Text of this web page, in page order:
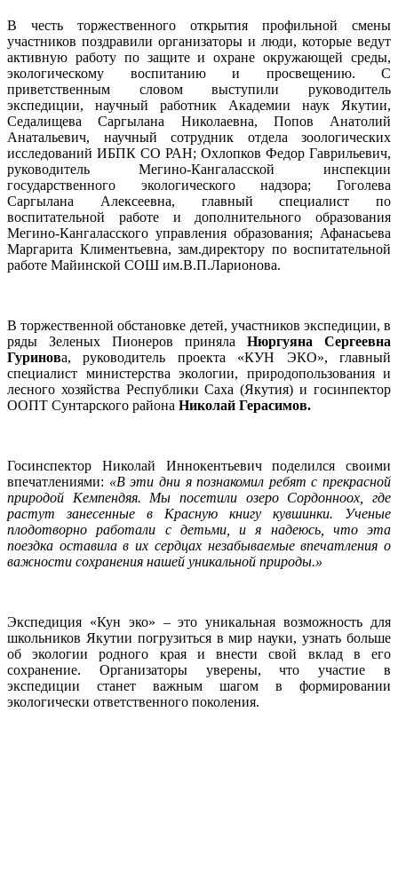
В честь торжественного открытия профильной смены
участников поздравили организаторы и люди, которые ведут
активную работу по защите и охране окружающей среды,
экологическому воспитанию и просвещению. С
приветственным словом выступили руководитель
экспедиции, научный работник Академии наук Якутии,
Седалищева Саргылана Николаевна, Попов Анатолий
Анатальевич, научный сотрудник отдела зоологических
исследований ИБПК СО РАН; Охлопков Федор Гаврильевич,
руководитель Мегино-Кангаласской инспекции
государственного экологического надзора; Гоголева
Саргылана Алексеевна, главный специалист по
воспитательной работе и дополнительного образования
Мегино-Кангаласского управления образования; Афанасьева
Маргарита Климентьевна, зам.директору по воспитательной
работе Майинской СОШ им.В.П.Ларионова.
В торжественной обстановке детей, участников экспедиции, в
ряды Зеленых Пионеров приняла Нюргуяна Сергеевна
Гуринова, руководитель проекта «КУН ЭКО», главный
специалист министерства экологии, природопользования и
лесного хозяйства Республики Саха (Якутия) и госинпектор
ООПТ Сунтарского района Николай Герасимов.
Госинспектор Николай Иннокентьевич поделился своими
впечатлениями: «В эти дни я познакомил ребят с прекрасной
природой Кемпендяя. Мы посетили озеро Сордонноох, где
растут занесенные в Красную книгу кувшинки. Ученые
плодотворно работали с детьми, и я надеюсь, что эта
поездка оставила в их сердцах незабываемые впечатления о
важности сохранения нашей уникальной природы.»
Экспедиция «Кун эко» – это уникальная возможность для
школьников Якутии погрузиться в мир науки, узнать больше
об экологии родного края и внести свой вклад в его
сохранение. Организаторы уверены, что участие в
экспедиции станет важным шагом в формировании
экологически ответственного поколения.